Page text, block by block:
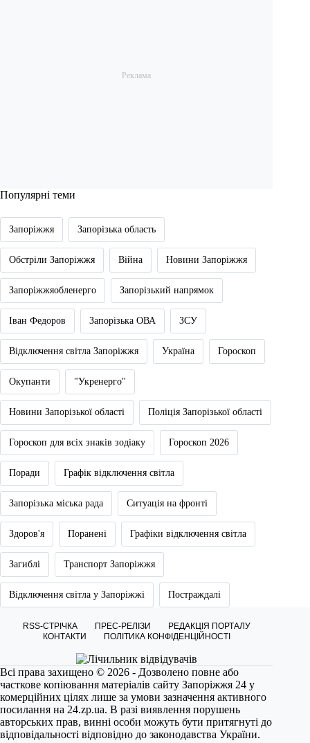
Популярні теми
Запоріжжя Запорізька область
Обстріли Запоріжжя Війна Новини Запоріжжя
Запоріжжяобленерго Запорізький напрямок
Іван Федоров Запорізька ОВА ЗСУ
Відключення світла Запоріжжя Україна Гороскоп
Окупанти "Укренерго"
Новини Запорізької області Поліція Запорізької області
Гороскоп для всіх знаків зодіаку Гороскоп 2026
Поради Графік відключення світла
Запорізька міська рада Ситуація на фронті
Здоров'я Поранені Графіки відключення світла
Загиблі Транспорт Запоріжжя
Відключення світла у Запоріжжі Постраждалі
RSS-СТРІЧКА ПРЕС-РЕЛІЗИ
РЕДАКЦІЯ ПОРТАЛУ
КОНТАКТИ
ПОЛІТИКА КОНФІДЕНЦІЙНОСТІ
Всі права захищено © 2026 - Дозволено повне або
часткове копіювання матеріалів сайту Запоріжжя 24 у
комерційних цілях лише за умови зазначення активного
посилання на 24.zp.ua. В разі виявлення порушень
авторських прав, винні особи можуть бути притягнуті до
відповідальності відповідно до законодавства України.